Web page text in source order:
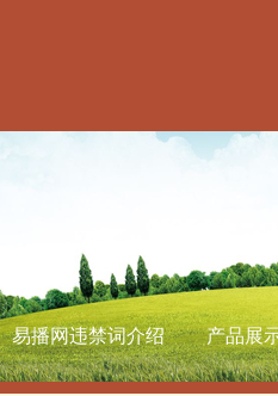
易播网违禁词介绍 产品展